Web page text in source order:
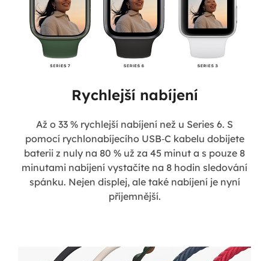
Rychlejší nabíjení
Až o 33 % rychlejší nabíjení než u Series 6. S
pomocí rychlonabíjecího USB‑C kabelu dobijete
baterii z nuly na 80 % už za 45 minut a s pouze 8
minutami nabíjení vystačíte na 8 hodin sledování
spánku. Nejen displej, ale také nabíjení je nyní
příjemnější.